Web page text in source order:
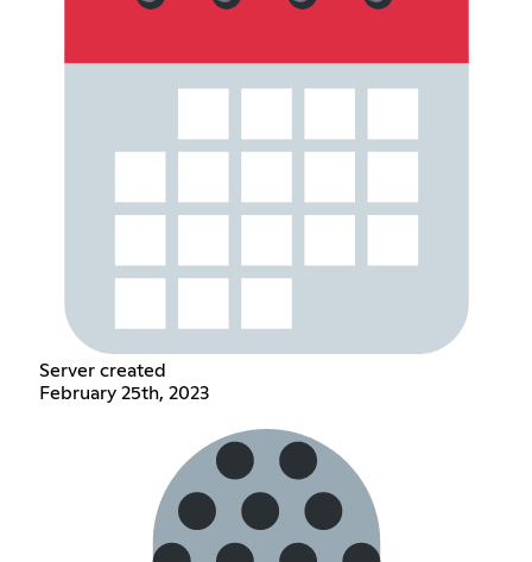
Server created
February 25th, 2023